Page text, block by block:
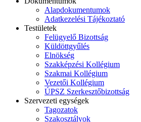
Alapdokumentumok
Adatkezelési Tájékoztató
Testületek
Felügyelő Bizottság
Küldöttgyűlés
Elnökség
Szakképzési Kollégium
Szakmai Kollégium
Vezetői Kollégium
ÚPSZ Szerkesztőbizottság
Szervezeti egységek
Tagozatok
Szakosztályok